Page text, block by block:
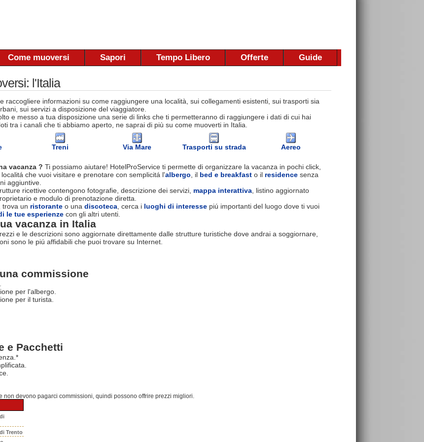
Come muoversi Sapori Tempo Libero Offerte Guide
l'Italia
raccogliere informazioni su come raggiungere una località, sui collegamenti esistenti, sui trasporti sia
sui servizi a disposizione del viaggiatore.
e messo a tua disposizione una serie di links che ti permetteranno di raggiungere i dati di cui hai
tra i canali che ti abbiamo aperto, ne saprai di più su come muoverti in Italia.
Treni Via Mare Trasporti su strada Aereo
vacanza ? Ti possiamo aiutare! HotelProService ti permette di organizzare la vacanza in pochi click,
che vuoi visitare e prenotare con semplicitá l'albergo , il bed e breakfast o il residence senza
aggiuntive.
ricettive contengono fotografie, descrizione dei servizi, mappa interattiva , listino aggiornato
e modulo di prenotazione diretta.
, trova un ristorante o una discoteca , cerca i luoghi di interesse piú importanti del luogo dove ti vuoi
le tue esperienze con gli altri utenti.
vacanza in Italia
e le descrizioni sono aggiornate direttamente dalle strutture turistiche dove andrai a soggiornare,
sono le piú affidabili che puoi trovare su Internet.
commissione
per l'albergo.
per il turista.
e Pacchetti
non devono pagarci commissioni, quindi possono offrire prezzi migliori.
Trento